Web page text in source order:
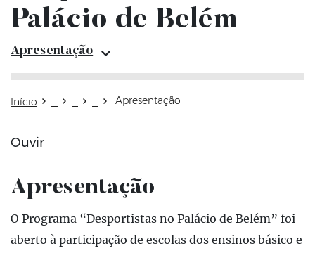
Palácio de Belém
Apresentação
Início Apresentação
Ouvir
Apresentação
Atualizado em: 29 de maio de 2020
O Programa “Desportistas no Palácio de Belém” foi
aberto à participação de escolas dos ensinos básico e